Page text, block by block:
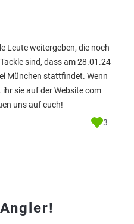
Leute weitergeben, die noch
sind, dass am 28.01.24
München stattfindet. Wenn
sie auf der Website com
uns auf euch!
3